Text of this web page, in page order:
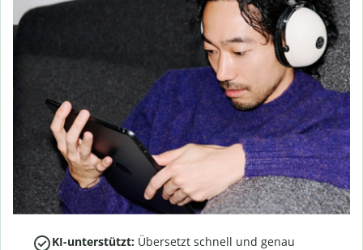
KI-unterstützt: Übersetzt schnell und genau